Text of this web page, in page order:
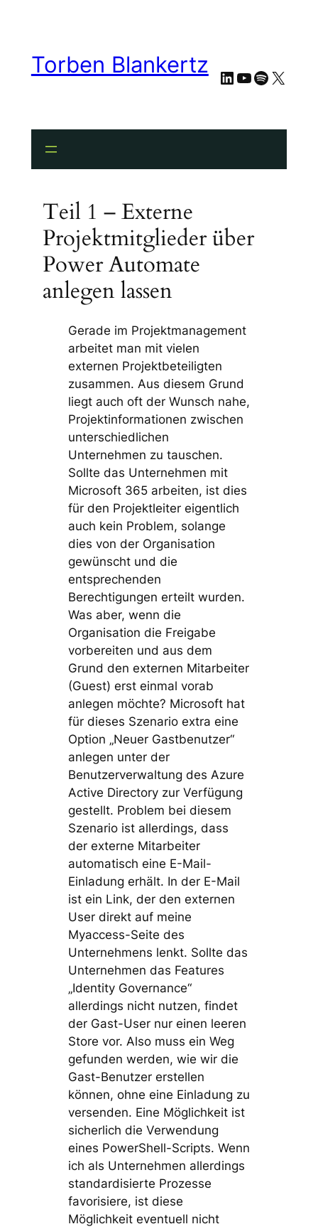
Torben Blankertz LinkedIn
YouTube
Spotify
X
Teil 1 – Externe
Projektmitglieder über
Power Automate
anlegen lassen
Gerade im Projektmanagement
arbeitet man mit vielen
externen Projektbeteiligten
zusammen. Aus diesem Grund
liegt auch oft der Wunsch nahe,
Projektinformationen zwischen
unterschiedlichen
Unternehmen zu tauschen.
Sollte das Unternehmen mit
Microsoft 365 arbeiten, ist dies
für den Projektleiter eigentlich
auch kein Problem, solange
dies von der Organisation
gewünscht und die
entsprechenden
Berechtigungen erteilt wurden.
Was aber, wenn die
Organisation die Freigabe
vorbereiten und aus dem
Grund den externen Mitarbeiter
(Guest) erst einmal vorab
anlegen möchte? Microsoft hat
für dieses Szenario extra eine
Option „Neuer Gastbenutzer“
anlegen unter der
Benutzerverwaltung des Azure
Active Directory zur Verfügung
gestellt. Problem bei diesem
Szenario ist allerdings, dass
der externe Mitarbeiter
automatisch eine E-Mail-
Einladung erhält. In der E-Mail
ist ein Link, der den externen
User direkt auf meine
Myaccess-Seite des
Unternehmens lenkt. Sollte das
Unternehmen das Features
„Identity Governance“
allerdings nicht nutzen, findet
der Gast-User nur einen leeren
Store vor. Also muss ein Weg
gefunden werden, wie wir die
Gast-Benutzer erstellen
können, ohne eine Einladung zu
versenden. Eine Möglichkeit ist
sicherlich die Verwendung
eines PowerShell-Scripts. Wenn
ich als Unternehmen allerdings
standardisierte Prozesse
favorisiere, ist diese
Möglichkeit eventuell nicht